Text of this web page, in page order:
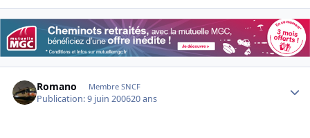
Romano Membre SNCF
Publication:9 juin 200620 ans